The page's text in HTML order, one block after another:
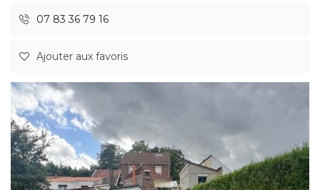
07 83 36 79 16
Ajouter aux favoris